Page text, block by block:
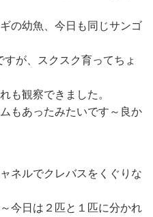
の幼魚、今日も同じサンゴ
が、スクスク育ってちょ
も観察できました。
もあったみたいです～良か
ネルでクレバスをくぐりな
今日は２匹と１匹に分かれ